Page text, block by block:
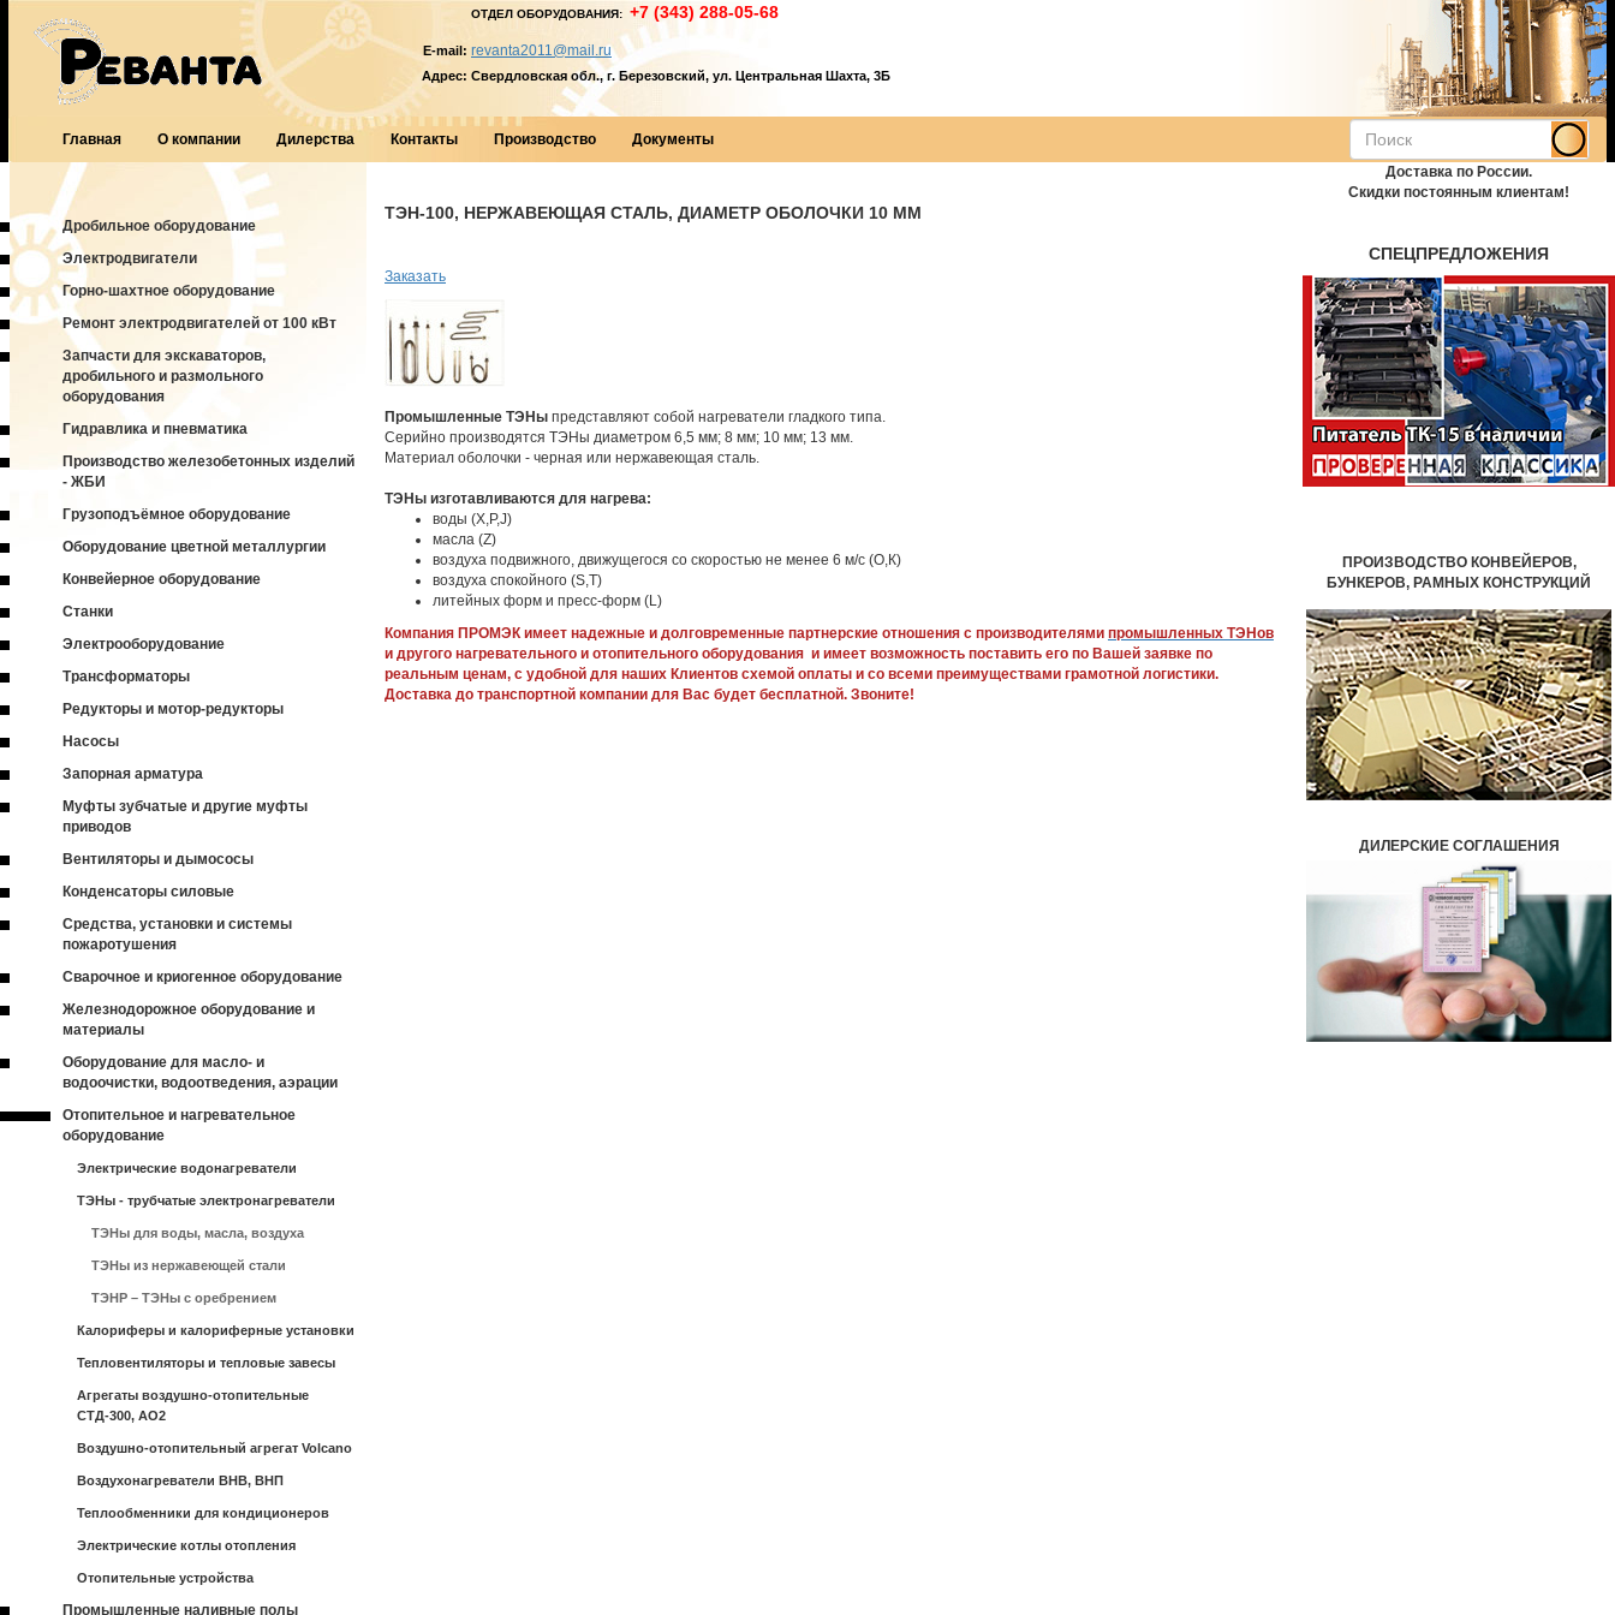
ОТДЕЛ ОБОРУДОВАНИЯ: +7 (343) 288-05-68
E-mail: revanta2011@mail.ru
Адрес: Свердловская обл., г. Березовский, ул. Центральная Шахта, 3Б
Главная О компании Дилерства Контакты Производство Документы
Дробильное оборудование
Электродвигатели
Горно-шахтное оборудование
Ремонт электродвигателей от 100 кВт
Запчасти для экскаваторов,
дробильного и размольного
оборудования
Гидравлика и пневматика
Производство железобетонных изделий
- ЖБИ
Грузоподъёмное оборудование
Оборудование цветной металлургии
Конвейерное оборудование
Станки
Электрооборудование
Трансформаторы
Редукторы и мотор-редукторы
Насосы
Запорная арматура
Муфты зубчатые и другие муфты
приводов
Вентиляторы и дымососы
Конденсаторы силовые
Средства, установки и системы
пожаротушения
Сварочное и криогенное оборудование
Железнодорожное оборудование и
материалы
Оборудование для масло- и
водоочистки, водоотведения, аэрации
Отопительное и нагревательное
оборудование
Электрические водонагреватели
ТЭНы - трубчатые электронагреватели
ТЭНы для воды, масла, воздуха
ТЭНы из нержавеющей стали
ТЭНР – ТЭНы с оребрением
Калориферы и калориферные установки
Тепловентиляторы и тепловые завесы
Агрегаты воздушно-отопительные
СТД-300, АО2
Воздушно-отопительный агрегат Volcano
Воздухонагреватели ВНВ, ВНП
Теплообменники для кондиционеров
Электрические котлы отопления
Отопительные устройства
Промышленные наливные полы
ТЭН-100, НЕРЖАВЕЮЩАЯ СТАЛЬ, ДИАМЕТР ОБОЛОЧКИ 10 ММ
Заказать
Промышленные ТЭНы представляют собой нагреватели гладкого типа.
Серийно производятся ТЭНы диаметром 6,5 мм; 8 мм; 10 мм; 13 мм.
Материал оболочки - черная или нержавеющая сталь.
ТЭНы изготавливаются для нагрева:
воды (Х,P,J)
масла (Z)
воздуха подвижного, движущегося со скоростью не менее 6 м/с (O,К)
воздуха спокойного (S,Т)
литейных форм и пресс-форм (L)
Компания ПРОМЭК имеет надежные и долговременные партнерские отношения с производителями промышленных ТЭНов
и другого нагревательного и отопительного оборудования и имеет возможность поставить его по Вашей заявке по
реальным ценам, с удобной для наших Клиентов схемой оплаты и со всеми преимуществами грамотной логистики.
Доставка до транспортной компании для Вас будет бесплатной. Звоните!
Доставка по России.
Скидки постоянным клиентам!
СПЕЦПРЕДЛОЖЕНИЯ
ПРОИЗВОДСТВО КОНВЕЙЕРОВ,
БУНКЕРОВ, РАМНЫХ КОНСТРУКЦИЙ
ДИЛЕРСКИЕ СОГЛАШЕНИЯ